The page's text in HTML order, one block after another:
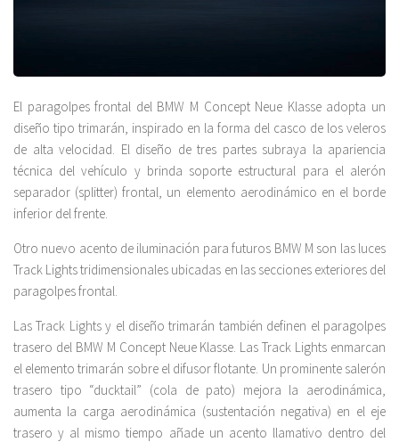
El paragolpes frontal del BMW M Concept Neue Klasse adopta un
diseño tipo trimarán, inspirado en la forma del casco de los veleros
de alta velocidad. El diseño de tres partes subraya la apariencia
técnica del vehículo y brinda soporte estructural para el alerón
separador (splitter) frontal, un elemento aerodinámico en el borde
inferior del frente.
Otro nuevo acento de iluminación para futuros BMW M son las luces
Track Lights tridimensionales ubicadas en las secciones exteriores del
paragolpes frontal.
Las Track Lights y el diseño trimarán también definen el paragolpes
trasero del BMW M Concept Neue Klasse. Las Track Lights enmarcan
el elemento trimarán sobre el difusor flotante. Un prominente salerón
trasero tipo “ducktail” (cola de pato) mejora la aerodinámica,
aumenta la carga aerodinámica (sustentación negativa) en el eje
trasero y al mismo tiempo añade un acento llamativo dentro del